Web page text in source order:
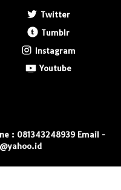
Twitter
Tumblr
Instagram
Youtube
: 081343248939 Email -